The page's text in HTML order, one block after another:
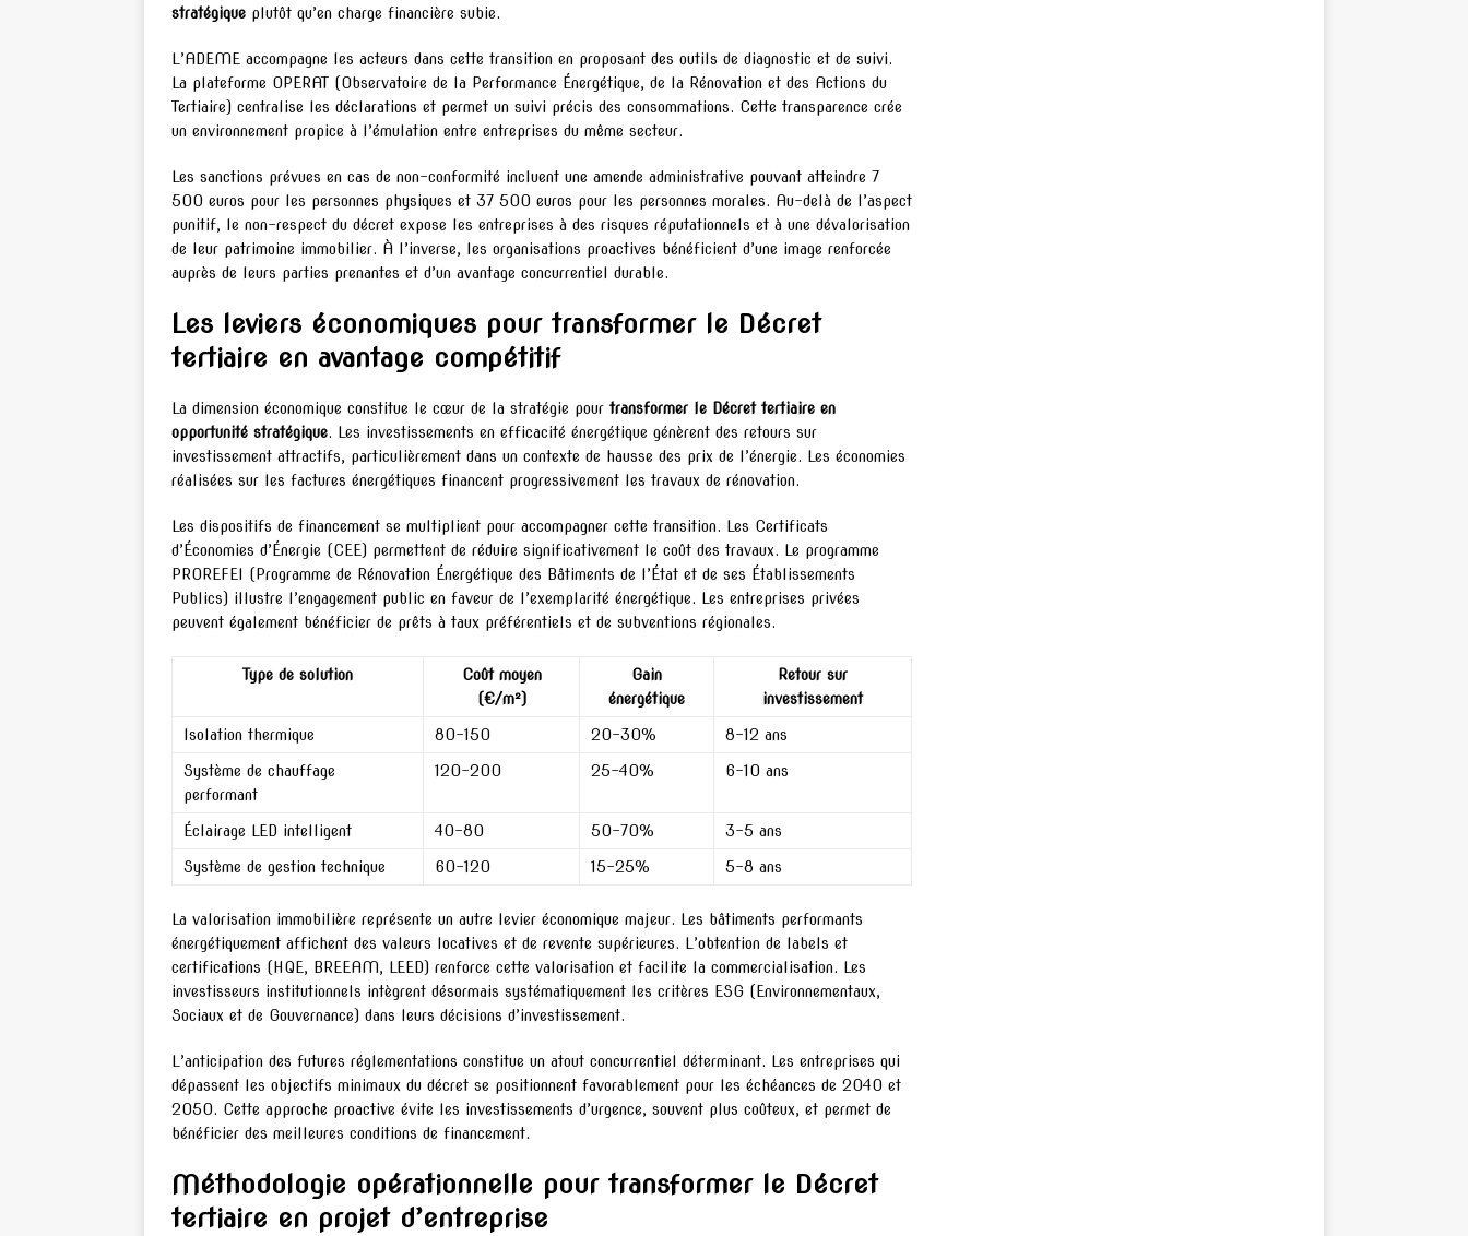
stratégique plutôt qu’en charge financière subie.
L’ADEME accompagne les acteurs dans cette transition en proposant des outils de diagnostic et de suivi.
La plateforme OPERAT (Observatoire de la Performance Énergétique, de la Rénovation et des Actions du
Tertiaire) centralise les déclarations et permet un suivi précis des consommations. Cette transparence crée
un environnement propice à l’émulation entre entreprises du même secteur.
Les sanctions prévues en cas de non-conformité incluent une amende administrative pouvant atteindre 7
500 euros pour les personnes physiques et 37 500 euros pour les personnes morales. Au-delà de l’aspect
punitif, le non-respect du décret expose les entreprises à des risques réputationnels et à une dévalorisation
de leur patrimoine immobilier. À l’inverse, les organisations proactives bénéficient d’une image renforcée
auprès de leurs parties prenantes et d’un avantage concurrentiel durable.
Les leviers économiques pour transformer le Décret
tertiaire en avantage compétitif
La dimension économique constitue le cœur de la stratégie pour transformer le Décret tertiaire en
opportunité stratégique. Les investissements en efficacité énergétique génèrent des retours sur
investissement attractifs, particulièrement dans un contexte de hausse des prix de l’énergie. Les économies
réalisées sur les factures énergétiques financent progressivement les travaux de rénovation.
Les dispositifs de financement se multiplient pour accompagner cette transition. Les Certificats
d’Économies d’Énergie (CEE) permettent de réduire significativement le coût des travaux. Le programme
PROREFEI (Programme de Rénovation Énergétique des Bâtiments de l’État et de ses Établissements
Publics) illustre l’engagement public en faveur de l’exemplarité énergétique. Les entreprises privées
peuvent également bénéficier de prêts à taux préférentiels et de subventions régionales.
Type de solution
Coût moyen
(€/m²)
Gain
énergétique
Retour sur
investissement
Isolation thermique 80-150 20-30% 8-12 ans
Système de chauffage
performant
120-200 25-40% 6-10 ans
Éclairage LED intelligent 40-80 50-70% 3-5 ans
Système de gestion technique 60-120 15-25% 5-8 ans
La valorisation immobilière représente un autre levier économique majeur. Les bâtiments performants
énergétiquement affichent des valeurs locatives et de revente supérieures. L’obtention de labels et
certifications (HQE, BREEAM, LEED) renforce cette valorisation et facilite la commercialisation. Les
investisseurs institutionnels intègrent désormais systématiquement les critères ESG (Environnementaux,
Sociaux et de Gouvernance) dans leurs décisions d’investissement.
L’anticipation des futures réglementations constitue un atout concurrentiel déterminant. Les entreprises qui
dépassent les objectifs minimaux du décret se positionnent favorablement pour les échéances de 2040 et
2050. Cette approche proactive évite les investissements d’urgence, souvent plus coûteux, et permet de
bénéficier des meilleures conditions de financement.
Méthodologie opérationnelle pour transformer le Décret
tertiaire en projet d’entreprise